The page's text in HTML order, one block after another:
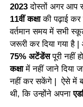
2023 दोस्तों अगर आप
11वीं कक्षाकी पढ़ाई कर
वर्तमान समय में सभी
जरूरी कर दिया गया
75% अटेंडेंसपूरी नहीं
कक्षामें नहीं जाने दिया
नहीं कर सकेंगे | ऐसे में
थी, कि उन्होंने अपना